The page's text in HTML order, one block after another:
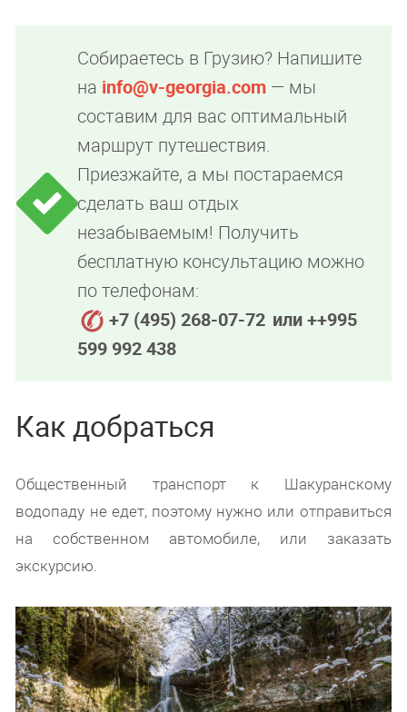
Собираетесь в Грузию? Напишите
на info@v-georgia.com — мы
составим для вас оптимальный
маршрут путешествия.
Приезжайте, а мы постараемся
сделать ваш отдых
незабываемым! Получить
бесплатную консультацию можно
по телефонам:
+7 (495) 268-07-72 или ++995
599 992 438
Как добраться
Общественный транспорт к Шакуранскому
водопаду не едет, поэтому нужно или отправиться
на собственном автомобиле, или заказать
экскурсию.